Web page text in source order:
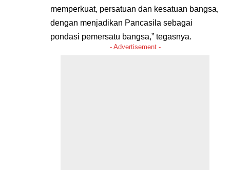
memperkuat, persatuan dan kesatuan bangsa,
dengan menjadikan Pancasila sebagai
pondasi pemersatu bangsa,” tegasnya.
- Advertisement -